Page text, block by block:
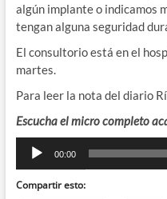
algún implante o indicamos
tengan alguna seguridad
El consultorio está en el
martes.
Para leer la nota del diario
Escucha el micro completo
Reproductor
audio
00:00
Compartir esto: